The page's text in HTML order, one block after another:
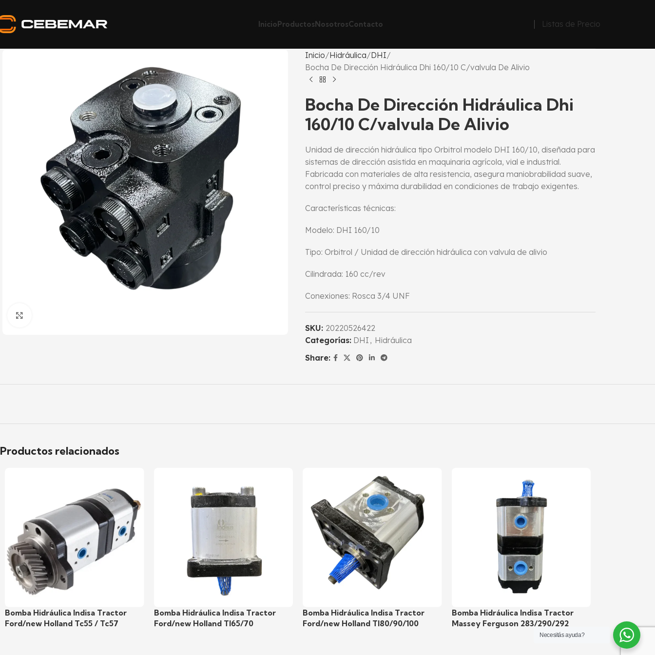
InicioProductosNosotrosContacto Listas de Precio
Inicio Hidráulica DHI
Bocha De Dirección Hidráulica Dhi 160/10 C/valvula De Alivio
Bocha De Dirección Hidráulica Dhi
160/10 C/valvula De Alivio
Unidad de dirección hidráulica tipo Orbitrol modelo DHI 160/10, diseñada para
sistemas de dirección asistida en maquinaria agrícola, vial e industrial.
Fabricada con materiales de alta resistencia, asegura maniobrabilidad suave,
control preciso y máxima durabilidad en condiciones de trabajo exigentes.
Características técnicas:
Modelo: DHI 160/10
Tipo: Orbitrol / Unidad de dirección hidráulica con valvula de alivio
Cilindrada: 160 cc/rev
Conexiones: Rosca 3/4 UNF
SKU: 20220526422
Categorías: DHI , Hidráulica
Share:
Productos relacionados
Bomba Hidráulica Indisa Tractor
Ford/new Holland Tc55 / Tc57
Bomba Hidráulica Indisa Tractor
Ford/new Holland Tl65/70
Bomba Hidráulica Indisa Tractor
Ford/new Holland Tl80/90/100
Bomba Hidráulica Indisa Tractor
Massey Ferguson 283/290/292
Valtra/
Bombas
Necesitás ayuda?